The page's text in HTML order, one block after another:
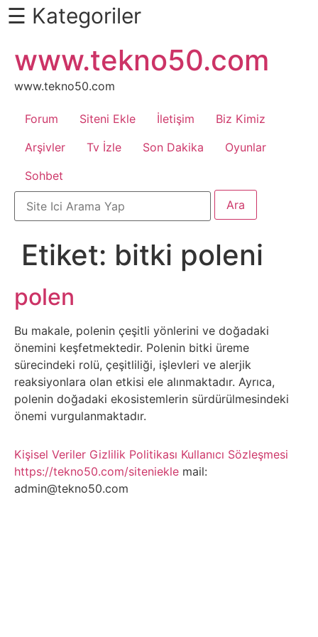
Daha
Fazlası
İçin
Kaydır
Android
Apk
Arabalar
Bankacılık
Belgesel
Bilgi
Bilgisayar
Bitcoin
☰ Kategoriler
atla
www.tekno50.com
www.tekno50.com
Forum Siteni Ekle İletişim
Biz Kimiz
Arşivler
Tv İzle Son Dakika
Oyunlar
Sohbet
Etiket: bitki poleni
polen
Bu makale, polenin çeşitli yönlerini ve doğadaki
önemini keşfetmektedir. Polenin bitki üreme
sürecindeki rolü, çeşitliliği, işlevleri ve alerjik
reaksiyonlara olan etkisi ele alınmaktadır. Ayrıca,
polenin doğadaki ekosistemlerin sürdürülmesindeki
önemi vurgulanmaktadır.
Kişisel Veriler Gizlilik Politikası Kullanıcı Sözleşmesi
https://tekno50.com/siteniekle mail:
admin@tekno50.com